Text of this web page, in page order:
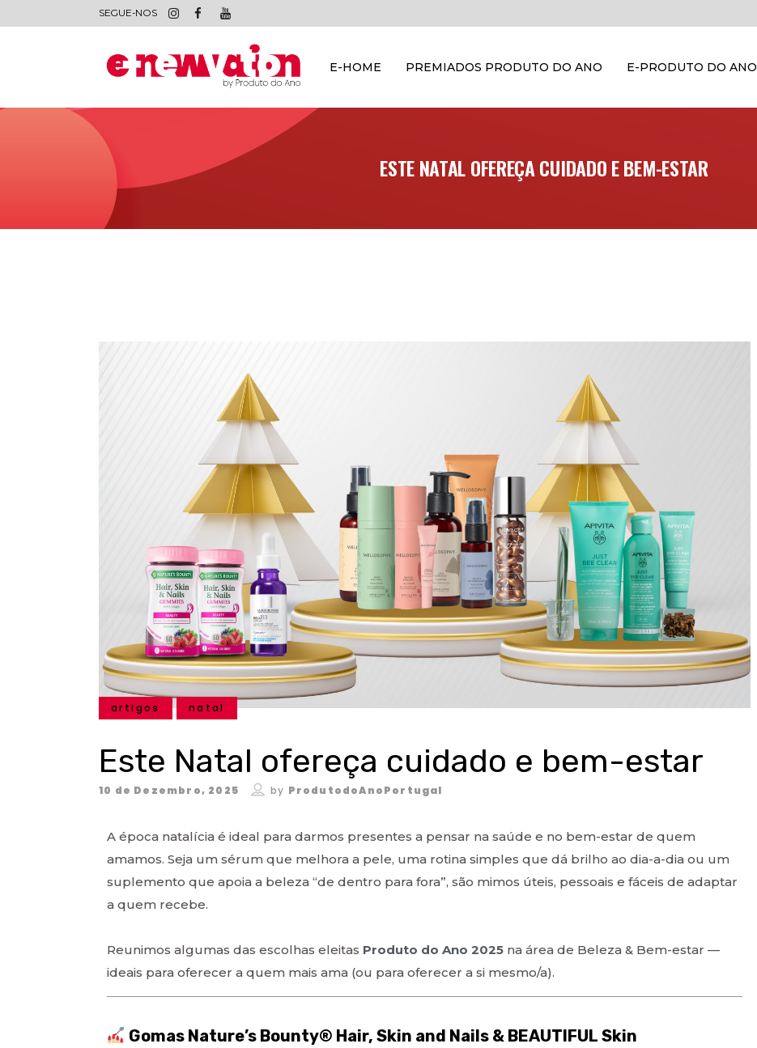
SEGUE-NOS
E-HOME PREMIADOS PRODUTO DO ANO E-PRODUTO DO ANO
ESTE NATAL OFEREÇA CUIDADO E BEM-ESTAR
artigos natal
Este Natal ofereça cuidado e bem-estar
10 de Dezembro, 2025 by ProdutodoAnoPortugal
A época natalícia é ideal para darmos presentes a pensar na saúde e no bem-estar de quem
amamos. Seja um sérum que melhora a pele, uma rotina simples que dá brilho ao dia-a-dia ou um
suplemento que apoia a beleza “de dentro para fora”, são mimos úteis, pessoais e fáceis de adaptar
a quem recebe.
Reunimos algumas das escolhas eleitas Produto do Ano 2025 na área de Beleza & Bem-estar —
ideais para oferecer a quem mais ama (ou para oferecer a si mesmo/a).
Gomas Nature’s Bounty® Hair, Skin and Nails & BEAUTIFUL Skin